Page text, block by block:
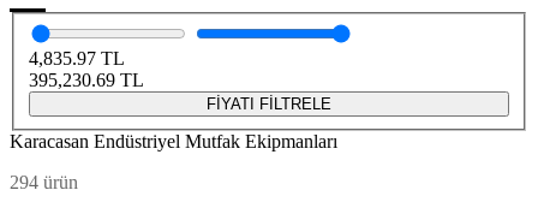
4,835.97 TL
395,230.69 TL
FİYATI FİLTRELE
Karacasan Endüstriyel Mutfak Ekipmanları
294 ürün